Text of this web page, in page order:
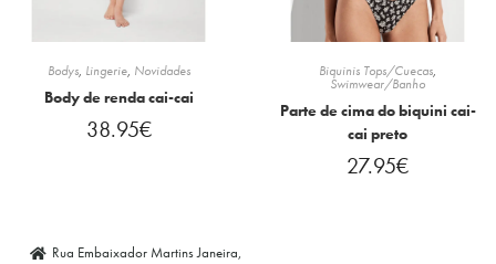
Bodys, Lingerie, Novidades
Body de renda cai-cai
38.95€
Biquinis Tops/Cuecas,
Swimwear/Banho
Parte de cima do biquini cai-
cai preto
27.95€
Rua Embaixador Martins Janeira,